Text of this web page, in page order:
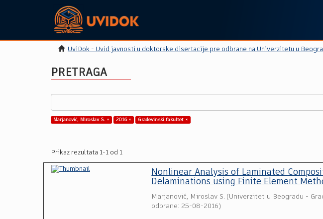
UviDok - Uvid javnosti u doktorske disertacije pre odbrane na Univerzitetu u
PRETRAGA
Marjanović, Miroslav S. × 2016 × Građevinski fakultet ×
Prikaz rezultata 1-1 od 1
Nonlinear Analysis of Laminated
Delaminations using Finite Element
Marjanović, Miroslav S. (Univerzitet u Beogradu -
odbrane: 25-08-2016)